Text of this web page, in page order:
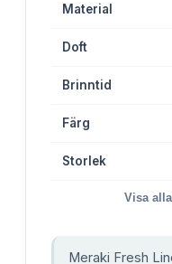
Material
Doft
Brinntid
Färg
Storlek
Visa alla
Meraki Fresh